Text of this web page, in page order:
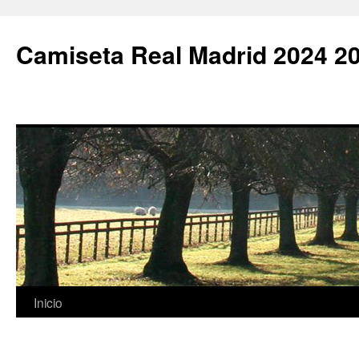
Camiseta Real Madrid 2024
Saltar
Inicio